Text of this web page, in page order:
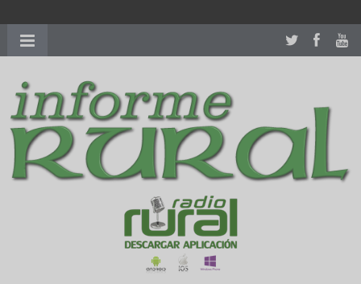
richardmillereplica
women.patekphilippe.tofor sale in usa recognized command with
dining room table ceremony. welcome to our
perfectwatches.is
shop. best youngsexdoll.comwith professional customer
services. 1: 1 design high
https://reallydiamond.com/